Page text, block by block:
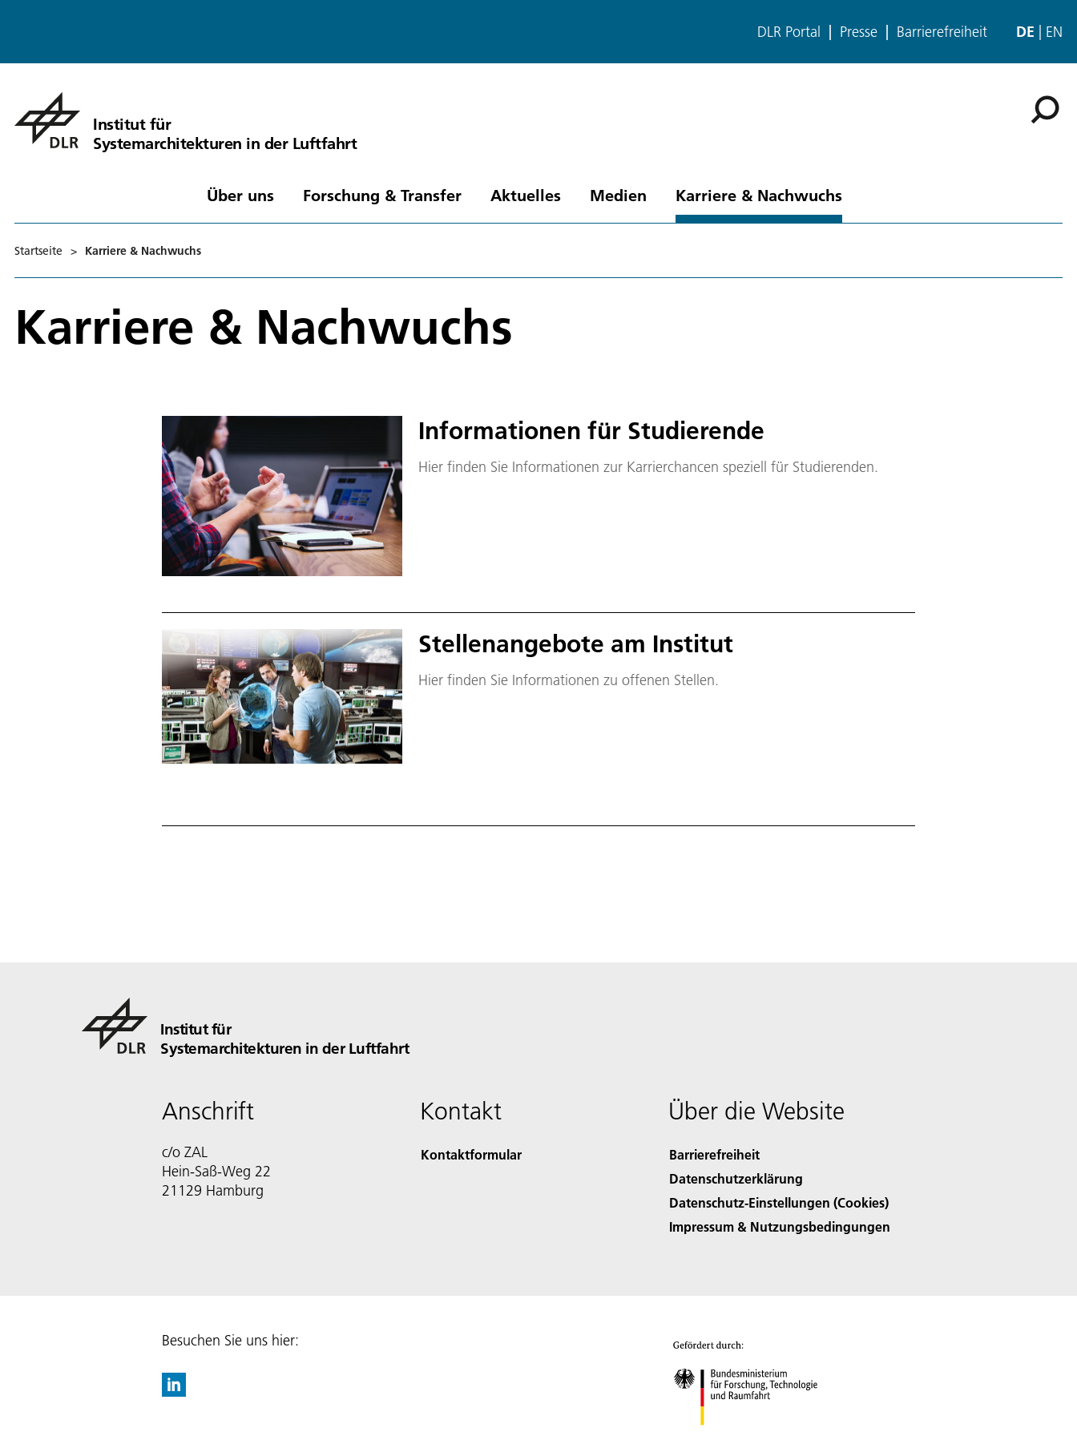
DLR Portal Presse Barrierefreiheit DE EN
Institut für
Systemarchitekturen in der Luftfahrt
Über uns Forschung & Transfer Aktuelles Medien Karriere & Nachwuchs
Startseite > Karriere & Nachwuchs
Karriere & Nachwuchs
Informationen für Studierende
Hier finden Sie Informationen zur Karrierchancen speziell für Studierenden.
Stellenangebote am Institut
Hier finden Sie Informationen zu offenen Stellen.
Institut für
Systemarchitekturen in der Luftfahrt
Anschrift
c/o ZAL
Hein-Saß-Weg 22
21129 Hamburg
Kontakt
Kontaktformular
Über die Website
Barrierefreiheit
Datenschutzerklärung
Datenschutz-Einstellungen (Cookies)
Impressum & Nutzungsbedingungen
Besuchen Sie uns hier: